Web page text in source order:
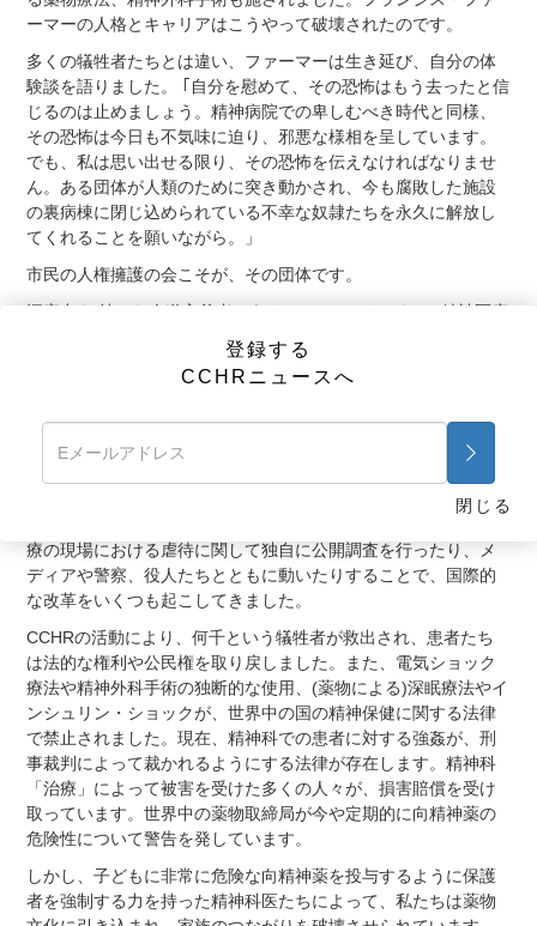
ーマーの人格とキャリアはこうやって破壊されたのです。
多くの犠牲者たちとは違い、ファーマーは生き延び、自分の体
験談を語りました。 ｢自分を慰めて、その恐怖はもう去ったと信
じるのは止めましょう。精神病院での卑しむべき時代と同様、
その恐怖は今日も不気味に迫り、邪悪な様相を呈しています。
でも、私は思い出せる限り、その恐怖を伝えなければなりませ
ん。ある団体が人類のために突き動かされ、今も腐敗した施設
の裏病棟に閉じ込められている不幸な奴隷たちを永久に解放し
てくれることを願いながら。」
市民の人権擁護の会こそが、その団体です。
洞察力を 持った人道主義者であるL. ロン ハバードは、精神医療
分野における活動の中にある有害な本質を見抜きました。彼は
こう語っています。「人間の退廃を推進している何らかの影響
力を持った組織があるに違いない。」彼によって触発された
誉教授によって共同で設立された、独立した社会改善団体で
療の現場における虐待に関して独自に公開調査を行ったり、メ
ディアや警察、役人たちとともに動いたりすることで、国際的
な改革をいくつも起こしてきました。
CCHRの活動により、何千という犠牲者が救出され、患者たち
は法的な権利や公民権を取り戻しました。また、電気ショック
療法や精神外科手術の独断的な使用、(薬物による)深眠療法やイ
ンシュリン・ショックが、世界中の国の精神保健に関する法律
で禁止されました。現在、精神科での患者に対する強姦が、刑
事裁判によって裁かれるようにする法律が存在します。精神科
「治療」によって被害を受けた多くの人々が、損害賠償を受け
取っています。世界中の薬物取締局が今や定期的に向精神薬の
危険性について警告を発しています。
しかし、子どもに非常に危険な向精神薬を投与するように保護
者を強制する力を持った精神科医たちによって、私たちは薬物
登録する
CCHRニュースへ
閉じる